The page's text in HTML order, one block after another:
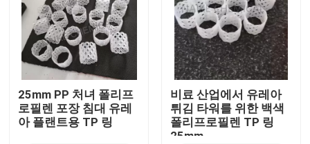
비디오
우리 에 관한 것
공장 투어
25mm PP 처녀 폴리프
로필렌 포장 침대 유레
아 플랜트용 TP 링
비료 산업에서 유레아
튀김 타워를 위한 백색
폴리프로필렌 TP 링
25mm